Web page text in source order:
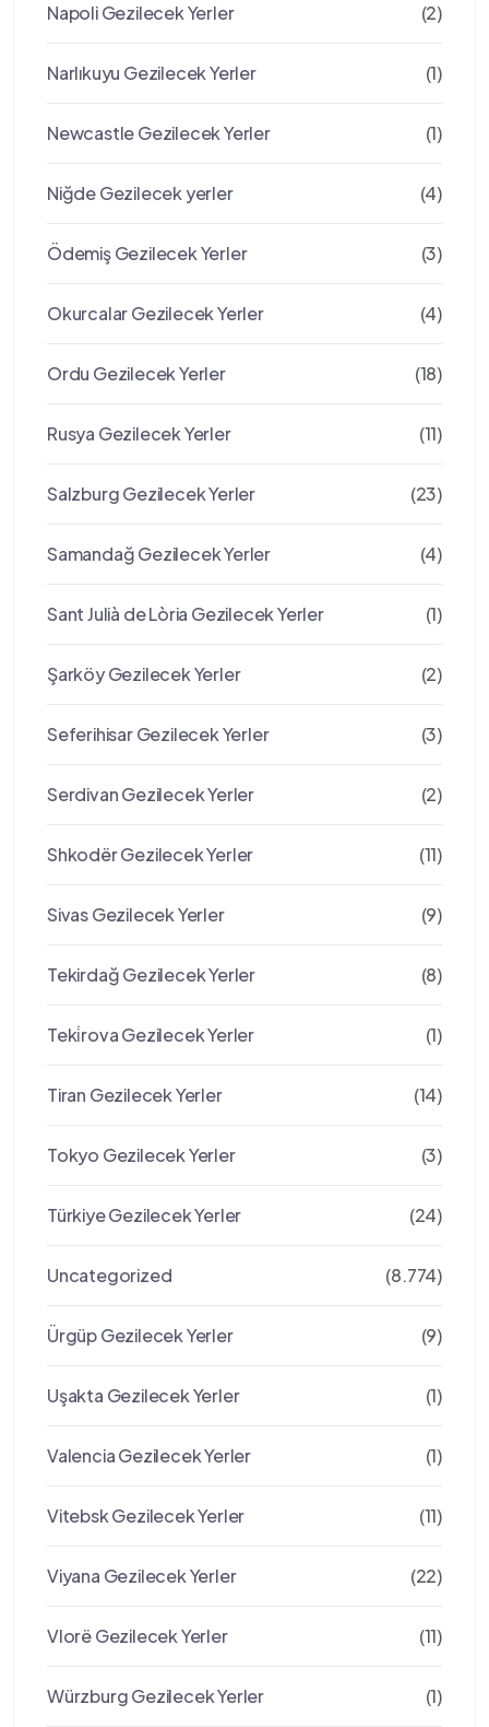
Napoli Gezilecek Yerler (2)
Narlıkuyu Gezilecek Yerler (1)
Newcastle Gezilecek Yerler (1)
Niğde Gezilecek yerler (4)
Ödemiş Gezilecek Yerler (3)
Okurcalar Gezilecek Yerler (4)
Ordu Gezilecek Yerler (18)
Rusya Gezilecek Yerler (11)
Salzburg Gezilecek Yerler (23)
Samandağ Gezilecek Yerler (4)
Sant Julià de Lòria Gezilecek Yerler (1)
Şarköy Gezilecek Yerler (2)
Seferihisar Gezilecek Yerler (3)
Serdivan Gezilecek Yerler (2)
Shkodër Gezilecek Yerler (11)
Sivas Gezilecek Yerler (9)
Tekirdağ Gezilecek Yerler (8)
Teki̇rova Gezilecek Yerler (1)
Tiran Gezilecek Yerler (14)
Tokyo Gezilecek Yerler (3)
Türkiye Gezilecek Yerler (24)
Uncategorized (8.774)
Ürgüp Gezilecek Yerler (9)
Uşakta Gezilecek Yerler (1)
Valencia Gezilecek Yerler (1)
Vitebsk Gezilecek Yerler (11)
Viyana Gezilecek Yerler (22)
Vlorë Gezilecek Yerler (11)
Würzburg Gezilecek Yerler (1)